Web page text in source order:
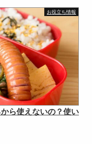
お役立ち情報
ら使えないの？使い